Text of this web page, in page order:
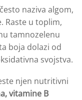
naziva algom,
Raste u toplim,
tamnozelenu
boja dolazi od
svojstva.
njen nutritivni
vitamine B